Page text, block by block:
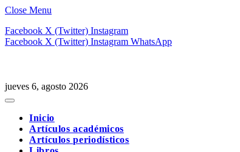
Close Menu
Facebook X (Twitter) Instagram
Facebook X (Twitter) Instagram WhatsApp
jueves 6, agosto 2026
Inicio
Artículos académicos
Artículos periodísticos